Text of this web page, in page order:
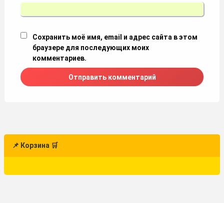
Сохранить моё имя, email и адрес сайта в этом
браузере для последующих моих
комментариев.
📌 Корзина 🛒